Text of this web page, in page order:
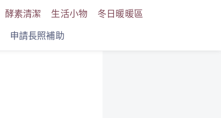
酵素清潔 生活小物
冬日暖暖區
申請長照補助